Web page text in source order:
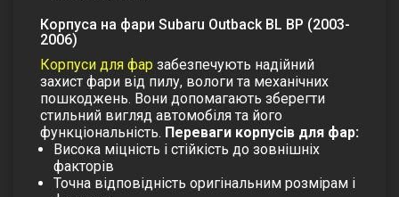
Корпуса на фари Subaru Outback BL BP (2003-
2006)
Корпуси для фар забезпечують надійний
захист фари від пилу, вологи та механічних
пошкоджень. Вони допомагають зберегти
стильний вигляд автомобіля та його
функціональність. Переваги корпусів для фар:
Висока міцність і стійкість до зовнішніх
факторів
Точна відповідність оригінальним розмірам і